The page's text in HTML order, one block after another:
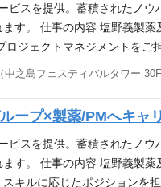
システム開発・運用保守ま
スを提供。蓄積されたノ
す。 仕事の内容 塩野義製
ジェクトマネジメントを
に向けた基幹領域のIT運営
験されている）、又は運用
すめ】
ループ企業の一員として
ョンサービスを提供してい
之島フェスティバルタワー 30F
ープ×製薬/PMへキャ
スを提供。蓄積されたノ
す。 仕事の内容 塩野義製
キルに応じたポジション